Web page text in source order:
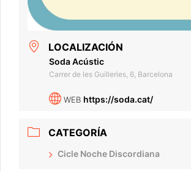
LOCALIZACIÓN
Soda Acústic
Carrer de les Guilleries, 6, Barcelona
WEB https://soda.cat/
CATEGORÍA
Cicle Noche Discordiana